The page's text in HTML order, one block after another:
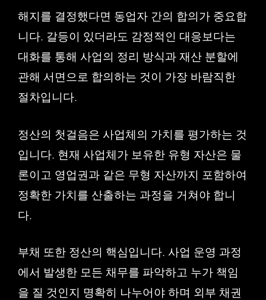
해지를 결정했다면 동업자 간의 합의가 중요합
니다. 갈등이 있더라도 감정적인 대응보다는
대화를 통해 사업의 정리 방식과 재산 분할에
관해 서면으로 합의하는 것이 가장 바람직한
절차입니다.
정산의 첫걸음은 사업체의 가치를 평가하는 것
입니다. 현재 사업체가 보유한 유형 자산은 물
론이고 영업권과 같은 무형 자산까지 포함하여
정확한 가치를 산출하는 과정을 거쳐야 합니
다.
부채 또한 정산의 핵심입니다. 사업 운영 과정
에서 발생한 모든 채무를 파악하고 누가 책임
을 질 것인지 명확히 나누어야 하며 외부 채권